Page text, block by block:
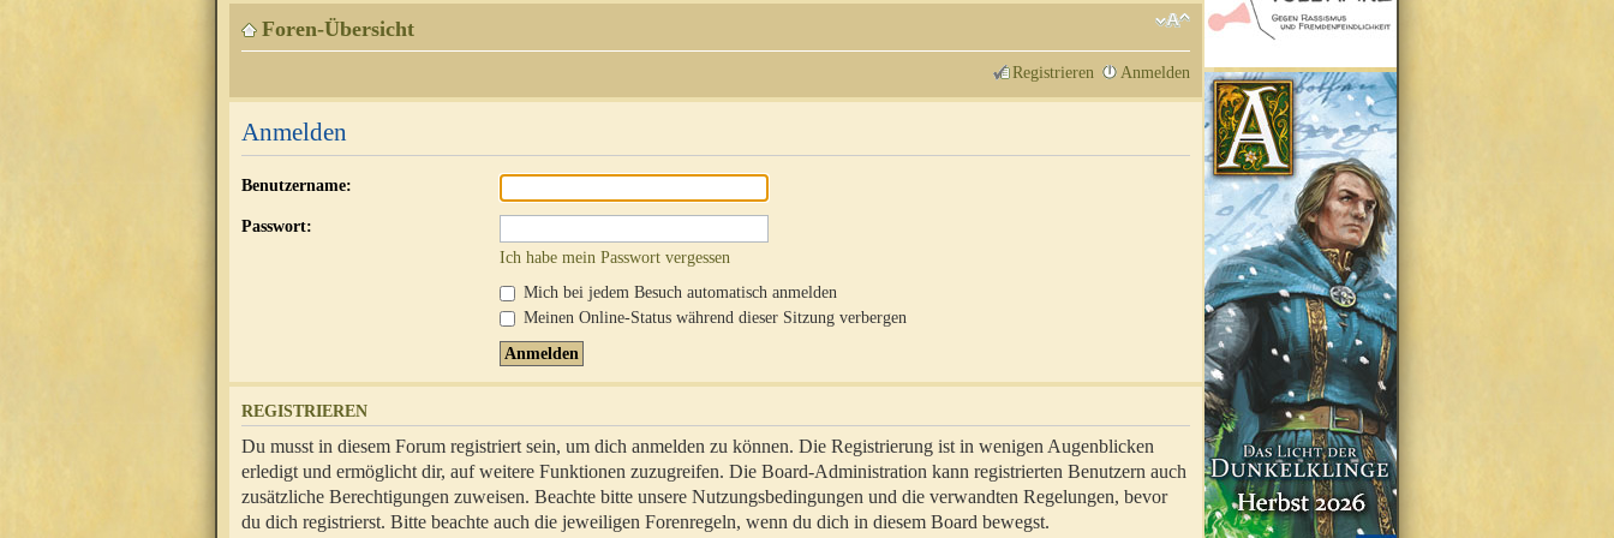
Foren-Übersicht
Registrieren Anmelden
Anmelden
Benutzername:
Passwort:
Ich habe mein Passwort vergessen
Mich bei jedem Besuch automatisch anmelden
Meinen Online-Status während dieser Sitzung verbergen
REGISTRIEREN
Du musst in diesem Forum registriert sein, um dich anmelden zu können. Die Registrierung ist in wenigen Augenblicken
erledigt und ermöglicht dir, auf weitere Funktionen zuzugreifen. Die Board-Administration kann registrierten Benutzern auch
zusätzliche Berechtigungen zuweisen. Beachte bitte unsere Nutzungsbedingungen und die verwandten Regelungen, bevor
du dich registrierst. Bitte beachte auch die jeweiligen Forenregeln, wenn du dich in diesem Board bewegst.